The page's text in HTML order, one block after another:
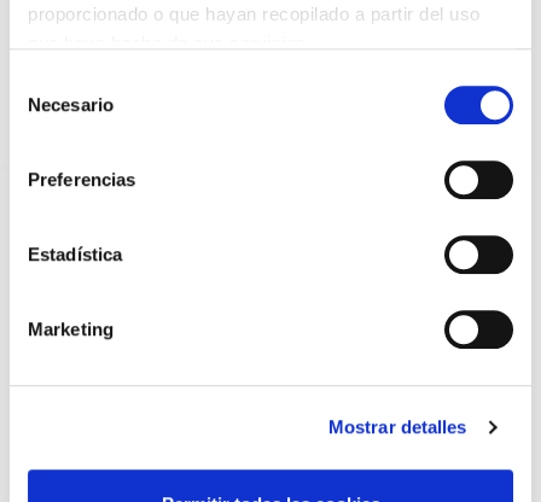
proporcionado o que hayan recopilado a partir del uso
Necesario
Preferencias
Estadística
Marketing
Mostrar detalles
CARTA DEL PRESIDENTE DE MUTUAL MÉDICA SOBRE LA
REFORMA DE LAS MUTUALIDADES ALTERNATIVAS Y LA
22/07/2026
TRÁFICO SUPRIME LAS EXENCIONES MÉDICAS PARA EL USO
DEL CASCO Y DEL CINTURÓN DE SEGURIDAD
13/07/2026
EL AUMENTO DE PRIMAS A MUFACE NO MEJORA LAS